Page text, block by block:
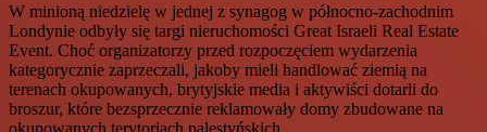
W minioną niedzielę w jednej z synagog w północno-zachodnim
Londynie odbyły się targi nieruchomości Great Israeli Real Estate
Event. Choć organizatorzy przed rozpoczęciem wydarzenia
kategorycznie zaprzeczali, jakoby mieli handlować ziemią na
terenach okupowanych, brytyjskie media i aktywiści dotarli do
broszur, które bezsprzecznie reklamowały domy zbudowane na
okupowanych terytoriach palestyńskich.